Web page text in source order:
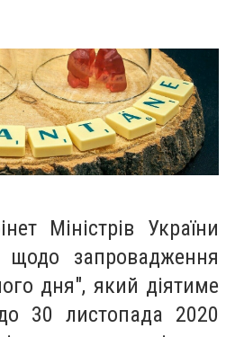
Міністрів України
щодо запровадження
дня", який діятиме
30 листопада 2020